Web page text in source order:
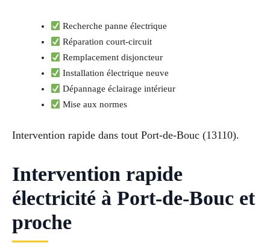
Recherche panne électrique
Réparation court-circuit
Remplacement disjoncteur
Installation électrique neuve
Dépannage éclairage intérieur
Mise aux normes
Intervention rapide dans tout Port-de-Bouc (13110).
Intervention rapide
électricité à Port-de-Bouc et
proche